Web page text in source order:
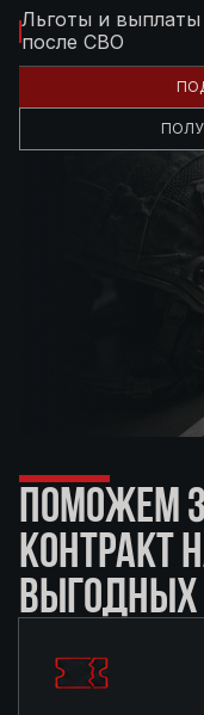
Льготы и
после СВО
ПОМОЖЕМ
КОНТРАКТ